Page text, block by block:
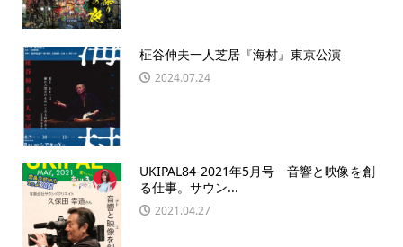
柾谷伸夫一人芝居『海村』東京公演
2024.07.24
UKIPAL84-2021年5月号 音響と映像を創
る仕事。サウン...
2021.04.27